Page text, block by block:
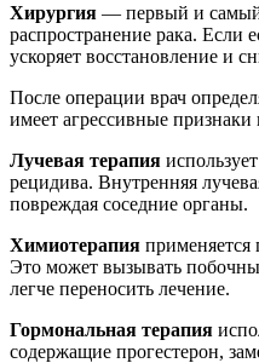
Хирургия — первый и самый
распространение рака. Если
ускоряет восстановление и
После операции врач
имеет агрессивные
Лучевая терапия
рецидива. Внутренняя
повреждая соседние органы.
Химиотерапия применяется
Это может вызывать
легче переносить лечение.
Гормональная терапия
содержащие прогестерон,